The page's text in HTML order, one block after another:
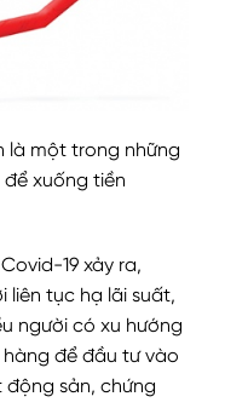
là một trong những
xuống tiền
19 xảy ra,
liên tục hạ lãi suất,
người có xu hướng
để đầu tư vào
động sản, chứng